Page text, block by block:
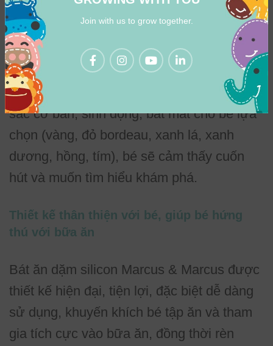
Join with us to grow together.
cực đến cảm xúc, nhận thức, tăng cường
khả năng học tập, khả năng quan sát, kích
thích sự sáng tạo của trẻ. Bát ăn dặm
silicon có đế hút chân không chống đổ
Marcus & Marcus được thiết kế với 6 màu
sắc cơ bản, sinh động, bắt mắt cho bé lựa
chọn (vàng, đỏ bordeau, xanh lá, xanh
dương, hồng, tím), bé sẽ cảm thấy cuốn
hút và muốn tìm hiểu khám phá.
Thiết kế thân thiện với bé, giúp bé hứng
thú với bữa ăn
Bát ăn dặm silicon Marcus & Marcus được
thiết kế hiện đại, tiện lợi, đặc biệt dễ dàng
sử dụng, khuyến khích bé tập ăn và tham
gia tích cực vào bữa ăn, đồng thời rèn